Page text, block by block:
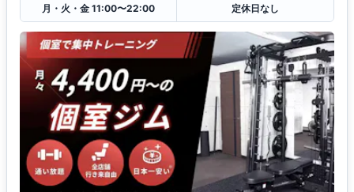
月・火・金 11:00〜22:00
定休日なし